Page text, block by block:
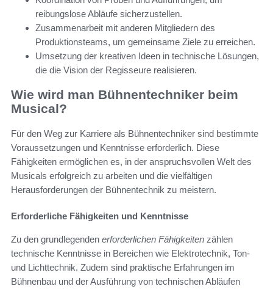
reibungslose Abläufe sicherzustellen.
Zusammenarbeit mit anderen Mitgliedern des
Produktionsteams, um gemeinsame Ziele zu erreichen.
Umsetzung der kreativen Ideen in technische Lösungen,
die die Vision der Regisseure realisieren.
Wie wird man Bühnentechniker beim
Musical?
Für den Weg zur Karriere als Bühnentechniker sind bestimmte
Voraussetzungen und Kenntnisse erforderlich. Diese
Fähigkeiten ermöglichen es, in der anspruchsvollen Welt des
Musicals erfolgreich zu arbeiten und die vielfältigen
Herausforderungen der Bühnentechnik zu meistern.
Erforderliche Fähigkeiten und Kenntnisse
Zu den grundlegenden erforderlichen Fähigkeiten zählen
technische Kenntnisse in Bereichen wie Elektrotechnik, Ton-
und Lichttechnik. Zudem sind praktische Erfahrungen im
Bühnenbau und der Ausführung von technischen Abläufen